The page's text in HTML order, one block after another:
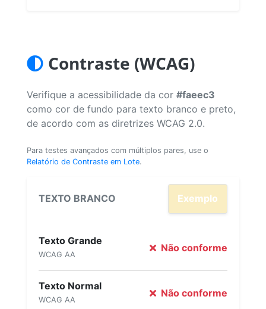
Contraste (WCAG)
Verifique a acessibilidade da cor #faeec3
como cor de fundo para texto branco e preto,
de acordo com as diretrizes WCAG 2.0.
Para testes avançados com múltiplos pares, use o
Relatório de Contraste em Lote.
TEXTO BRANCO Exemplo
Texto Grande
WCAG AA
Não conforme
Texto Normal
WCAG AA
Não conforme